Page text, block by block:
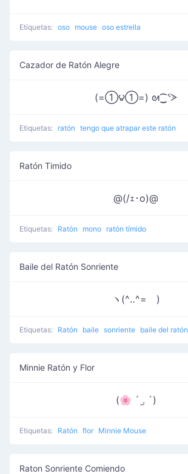
Etiquetas: oso mouse oso estrella
Cazador de Ratón Alegre
(=①౪①=) ᘛ⁐̤ᕐᐷ
Etiquetas: ratón tengo que atrapar este ratón
Ratón Timido
@(/ｪ･o)@
Etiquetas: Ratón mono ratón tímido
Baile del Ratón Sonriente
ヽ(^‥^=ゞ)
Etiquetas: Ratón baile sonriente baile del ratón
Minnie Ratón y Flor
(🌸 ´ ․̫ `)
Etiquetas: Ratón flor Minnie Mouse
Raton Sonriente Comiendo